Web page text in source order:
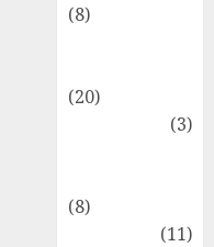
(8)
(20)
(3)
(8)
(11)